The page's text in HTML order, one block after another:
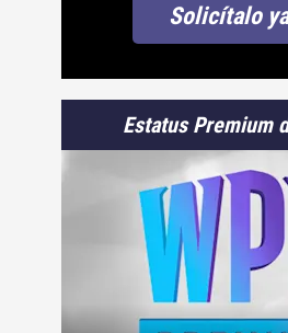
Solicítalo ya
Estatus Premium